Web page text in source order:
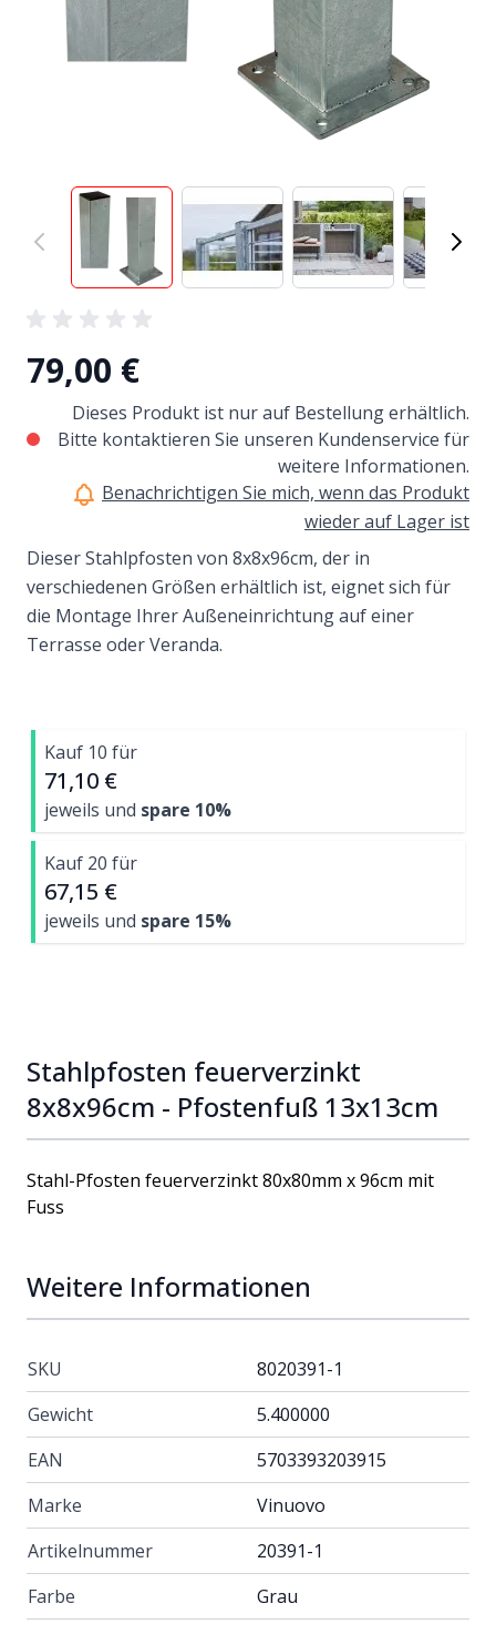
View larger imageView larger imageView larger image
79,00 €
Dieses Produkt ist nur auf Bestellung erhältlich.
Bitte kontaktieren Sie unseren Kundenservice für
weitere Informationen.
Benachrichtigen Sie mich, wenn das Produkt
wieder auf Lager ist
Dieser Stahlpfosten von 8x8x96cm, der in
verschiedenen Größen erhältlich ist, eignet sich für
die Montage Ihrer Außeneinrichtung auf einer
Terrasse oder Veranda.
Kauf 10 für
71,10 €
jeweils und spare 10%
Kauf 20 für
67,15 €
jeweils und spare 15%
Stahlpfosten feuerverzinkt
8x8x96cm - Pfostenfuß 13x13cm
Stahl-Pfosten feuerverzinkt 80x80mm x 96cm mit
Fuss
Weitere Informationen
SKU
8020391-1
Gewicht
5.400000
EAN
5703393203915
Marke
Vinuovo
Artikelnummer
20391-1
Farbe
Grau